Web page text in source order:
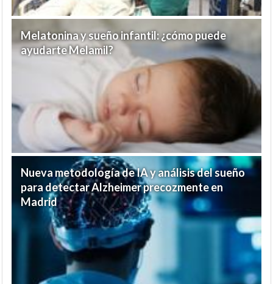
Melatonina y sueño infantil: ¿cómo puede
ayudarte Melamil?
Nueva metodología de IA y análisis del sueño
para detectar Alzheimer precozmente en
Madrid